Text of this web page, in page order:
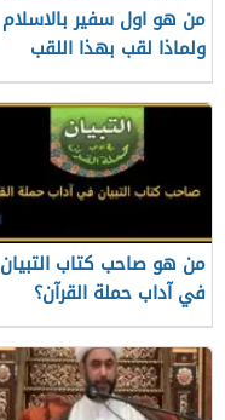
من هو اول سفير بالاسلام
ولماذا لقب بهذا اللقب
من هو صاحب كتاب التبيان
في آداب حملة القرآن؟